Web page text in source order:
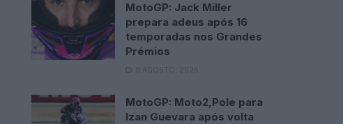
MotoGP: Jack Miller
prepara adeus após 16
temporadas nos Grandes
Prémios
8 AGOSTO, 2026
MotoGP: Moto2,Pole para
Izan Guevara após volta